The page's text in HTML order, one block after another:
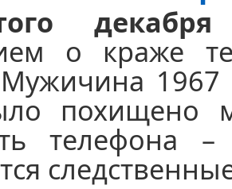
о краже
1967
похищено
телефона